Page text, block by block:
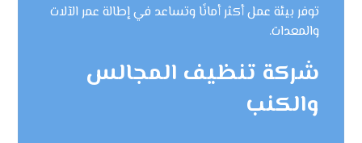
توفر بيئة عمل أكثر أمانًا وتساعد في إطالة عمر الآلات
والمعدات.
شركة تنظيف المجالس
والكنب